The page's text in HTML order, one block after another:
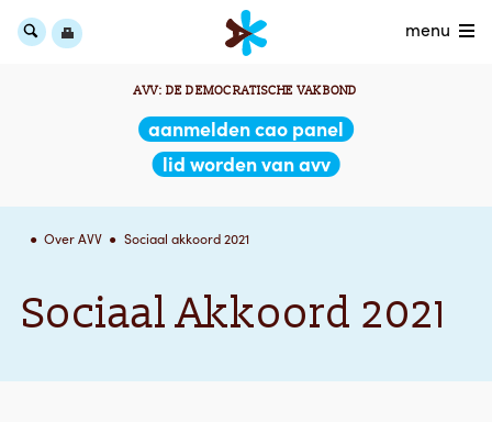
aanmelden cao panel
lid worden van avv
menu
AVV: DE DEMOCRATISCHE VAKBOND
Over AVV Sociaal akkoord 2021
Sociaal Akkoord 2021